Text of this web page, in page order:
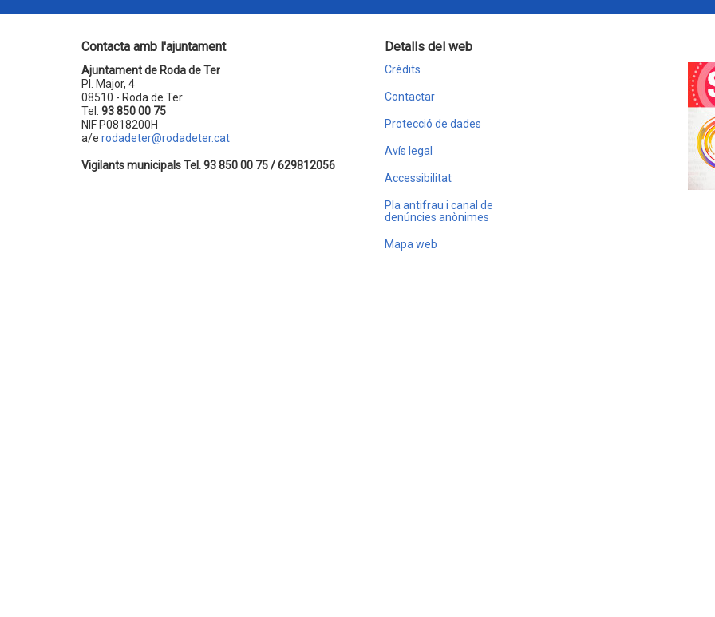
Contacta amb l'ajuntament
Ajuntament de Roda de Ter
Pl. Major, 4
08510 - Roda de Ter
Tel. 93 850 00 75
NIF P0818200H
a/e rodadeter@rodadeter.cat
Vigilants municipals Tel. 93 850 00 75 / 629812056
Detalls del web
Crèdits
Contactar
Protecció de dades
Avís legal
Accessibilitat
Pla antifrau i canal de
denúncies anònimes
Mapa web